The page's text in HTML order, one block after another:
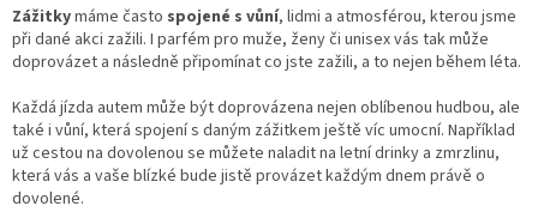
Zážitkymáme často spojené s vůní, lidmi a atmosférou, kterou jsme
při dané akci zažili. I parfém pro muže, ženy či unisex vás tak může
doprovázet a následně připomínat co jste zažili, a to nejen během léta.
Každá jízda autem může být doprovázena nejen oblíbenou hudbou, ale
také i vůní, která spojení s daným zážitkem ještě víc umocní. Například
už cestou na dovolenou se můžete naladit na letní drinky a zmrzlinu,
která vás a vaše blízké bude jistě provázet každým dnem právě o
dovolené.